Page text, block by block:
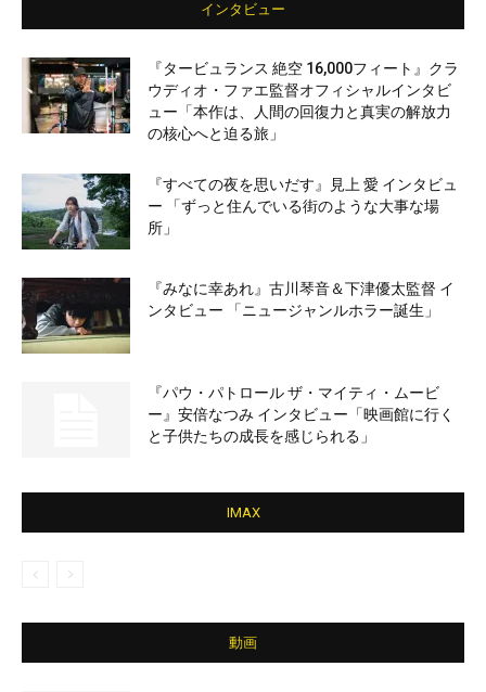
インタビュー
『タービュランス 絶空 16,000フィート』クラ
ウディオ・ファエ監督オフィシャルインタビ
ュー「本作は、人間の回復力と真実の解放力
の核心へと迫る旅」
『すべての夜を思いだす』見上 愛 インタビュ
ー 「ずっと住んでいる街のような大事な場
所」
『みなに幸あれ』古川琴音＆下津優太監督 イ
ンタビュー 「ニュージャンルホラー誕生」
『パウ・パトロール ザ・マイティ・ムービ
ー』安倍なつみ インタビュー「映画館に行く
と子供たちの成長を感じられる」
IMAX
動画